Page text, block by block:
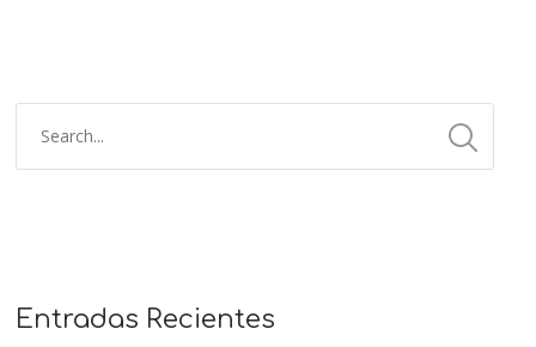
Entradas Recientes